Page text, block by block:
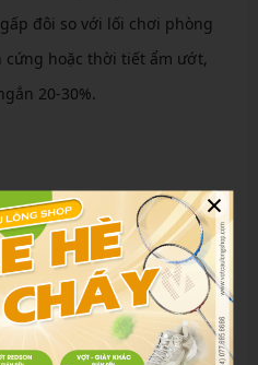
đôi so với lối chơi phòng
hoặc thời tiết ẩm ướt,
20-30%.
ứng dụng đồng hồ thể
mạnh mỗi buổi.
trên dữ liệu hàng tháng.
sử dụng
×